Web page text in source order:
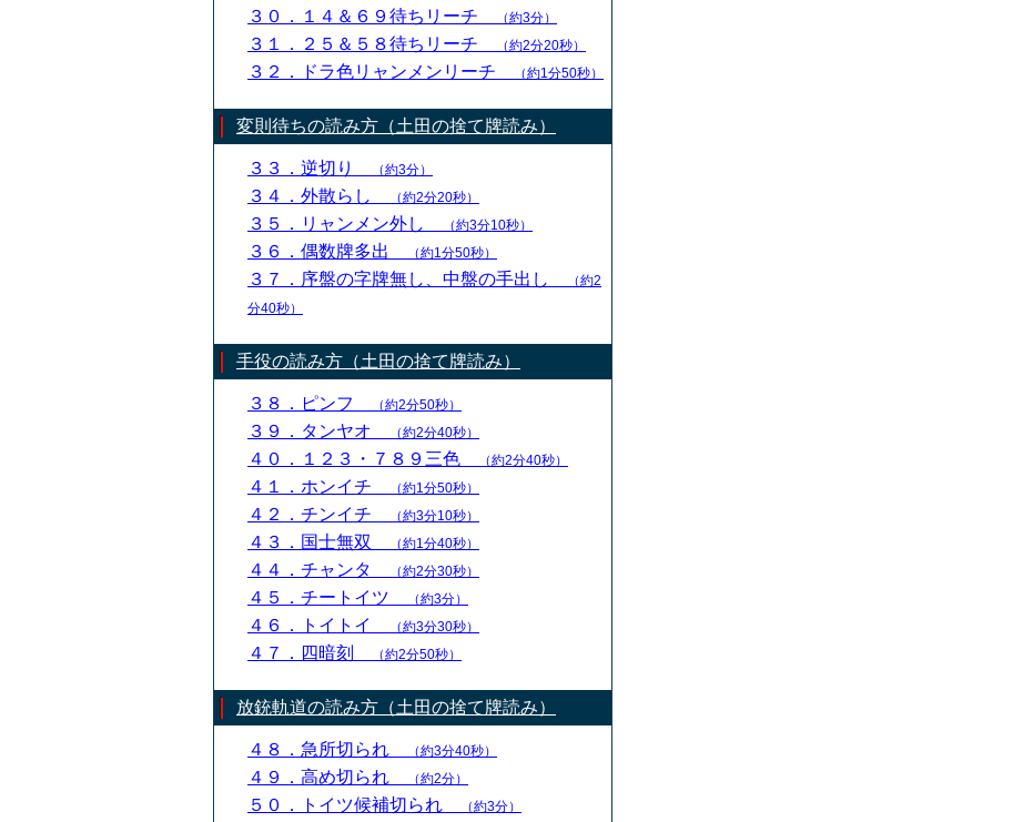
３０．１４＆６９待ちリーチ （約3分）
３１．２５＆５８待ちリーチ （約2分20秒）
３２．ドラ色リャンメンリーチ （約1分50秒）
変則待ちの読み方（土田の捨て牌読み）
３３．逆切り （約3分）
３４．外散らし （約2分20秒）
３５．リャンメン外し （約3分10秒）
３６．偶数牌多出 （約1分50秒）
３７．序盤の字牌無し、中盤の手出し
（約2
分40秒）
手役の読み方（土田の捨て牌読み）
３８．ピンフ （約2分50秒）
３９．タンヤオ （約2分40秒）
４０．１２３・７８９三色 （約2分40秒）
４１．ホンイチ （約1分50秒）
４２．チンイチ （約3分10秒）
４３．国士無双 （約1分40秒）
４４．チャンタ （約2分30秒）
４５．チートイツ （約3分）
４６．トイトイ （約3分30秒）
４７．四暗刻 （約2分50秒）
放銃軌道の読み方（土田の捨て牌読み）
４８．急所切られ （約3分40秒）
４９．高め切られ （約2分）
５０．トイツ候補切られ （約3分）